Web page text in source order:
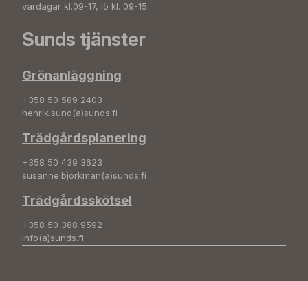
vardagar kl.09-17, lö kl. 09-15
Sunds tjänster
Grönanläggning
+358 50 589 2403
henrik.sund(a)sunds.fi
Trädgårdsplanering
+358 50 439 3623
susanne.bjorkman(a)sunds.fi
Trädgårdsskötsel
+358 50 388 9592
info(a)sunds.fi